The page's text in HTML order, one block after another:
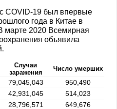
COVID-19 был впервые
года в Китае в
марте 2020 Всемирная
объявила
Случаи
заражения
Число умерших
79,045,043
950,490
42,931,045
514,023
28,796,571
649,676